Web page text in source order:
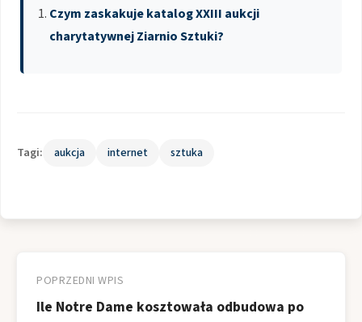
Czym zaskakuje katalog XXIII aukcji
charytatywnej Ziarnio Sztuki?
Tagi: aukcja internet sztuka
wpisu
POPRZEDNI WPIS
Ile Notre Dame kosztowała odbudowa po